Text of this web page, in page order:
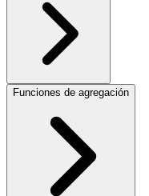
Funciones de agregación